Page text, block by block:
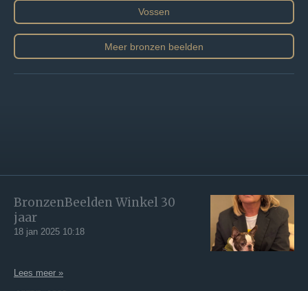
Vossen
Meer bronzen beelden
BronzenBeelden Winkel 30
jaar
18 jan 2025 10:18
Lees meer »